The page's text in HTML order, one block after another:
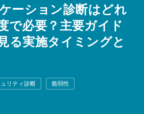
ーション診断はどれ
で必要？主要ガイド
る実施タイミングと
リティ診断 脆弱性